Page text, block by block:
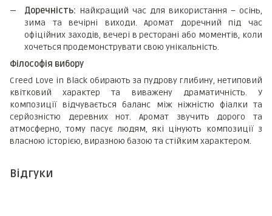
Доречність: Найкращий час для використання – осінь,
зима та вечірні виходи. Аромат доречний під час
офіційних заходів, вечері в ресторані або моментів, коли
хочеться продемонструвати свою унікальність.
Філософія вибору
Creed Love in Black обирають за пудрову глибину, нетиповий
квітковий характер та виважену драматичність. У
композиції відчувається баланс між ніжністю фіалки та
серйозністю деревних нот. Аромат звучить дорого та
атмосферно, тому пасує людям, які цінують композиції з
власною історією, виразною базою та стійким характером.
Відгуки